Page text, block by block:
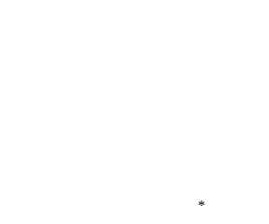
*